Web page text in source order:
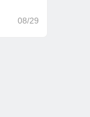
08/29